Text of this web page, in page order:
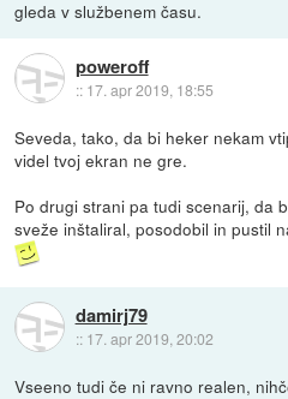
gleda v službenem času.
poweroff
:: 17. apr 2019, 18:55
Seveda, tako, da bi heker nekam
videl tvoj ekran ne gre.
Po drugi strani pa tudi scenarij, da
sveže inštaliral, posodobil in pustil
damirj79
:: 17. apr 2019, 20:02
Vseeno tudi če ni ravno realen,